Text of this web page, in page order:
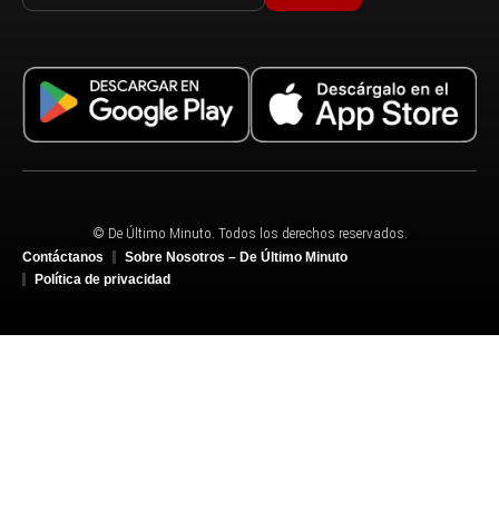
© De Último Minuto. Todos los derechos reservados.
Contáctanos
Sobre Nosotros – De Último Minuto
Política de privacidad